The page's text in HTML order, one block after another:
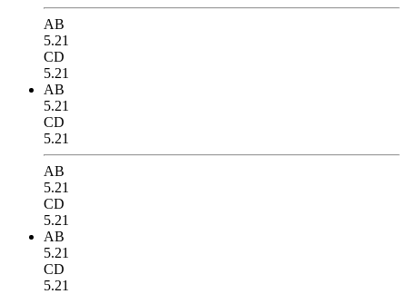
AB
5.21
CD
5.21
AB
5.21
CD
5.21
AB
5.21
CD
5.21
AB
5.21
CD
5.21